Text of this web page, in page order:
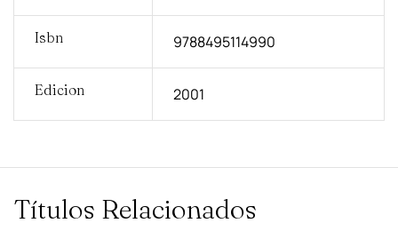
Isbn 9788495114990
Edicion 2001
Títulos Relacionados